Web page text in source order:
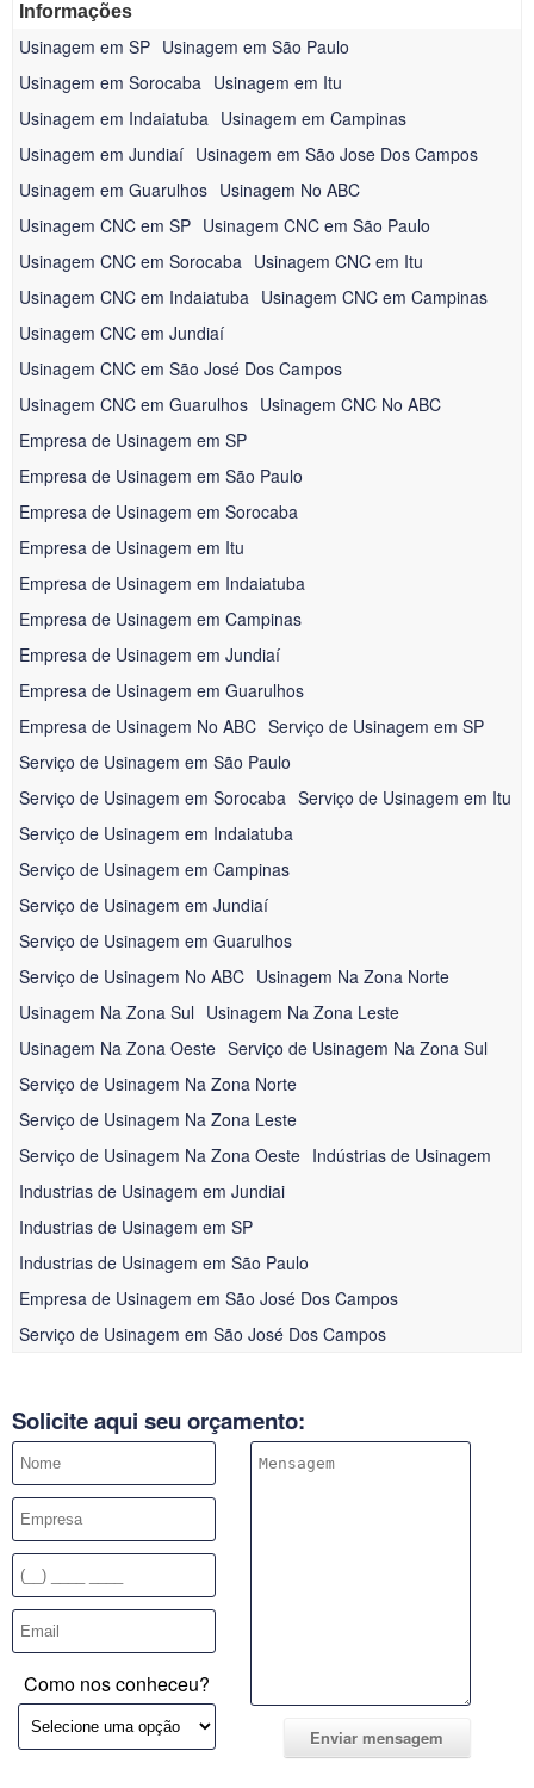
Informações
Usinagem em SP Usinagem em São Paulo
Usinagem em Sorocaba Usinagem em Itu
Usinagem em Indaiatuba Usinagem em Campinas
Usinagem em Jundiaí Usinagem em São Jose Dos Campos
Usinagem em Guarulhos Usinagem No ABC
Usinagem CNC em SP Usinagem CNC em São Paulo
Usinagem CNC em Sorocaba Usinagem CNC em Itu
Usinagem CNC em Indaiatuba Usinagem CNC em Campinas
Usinagem CNC em Jundiaí
Usinagem CNC em São José Dos Campos
Usinagem CNC em Guarulhos Usinagem CNC No ABC
Empresa de Usinagem em SP
Empresa de Usinagem em São Paulo
Empresa de Usinagem em Sorocaba
Empresa de Usinagem em Itu
Empresa de Usinagem em Indaiatuba
Empresa de Usinagem em Campinas
Empresa de Usinagem em Jundiaí
Empresa de Usinagem em Guarulhos
Empresa de Usinagem No ABC Serviço de Usinagem em SP
Serviço de Usinagem em São Paulo
Serviço de Usinagem em Sorocaba Serviço de Usinagem em Itu
Serviço de Usinagem em Indaiatuba
Serviço de Usinagem em Campinas
Serviço de Usinagem em Jundiaí
Serviço de Usinagem em Guarulhos
Serviço de Usinagem No ABC Usinagem Na Zona Norte
Usinagem Na Zona Sul Usinagem Na Zona Leste
Usinagem Na Zona Oeste Serviço de Usinagem Na Zona Sul
Serviço de Usinagem Na Zona Norte
Serviço de Usinagem Na Zona Leste
Serviço de Usinagem Na Zona Oeste Indústrias de Usinagem
Industrias de Usinagem em Jundiai
Industrias de Usinagem em SP
Industrias de Usinagem em São Paulo
Empresa de Usinagem em São José Dos Campos
Serviço de Usinagem em São José Dos Campos
Solicite aqui seu orçamento:
Como nos conheceu?